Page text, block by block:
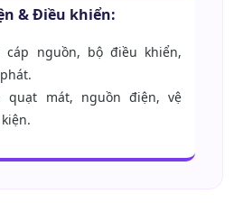
& Điều khiển:
cáp nguồn, bộ điều khiển,
quạt mát, nguồn điện, vệ